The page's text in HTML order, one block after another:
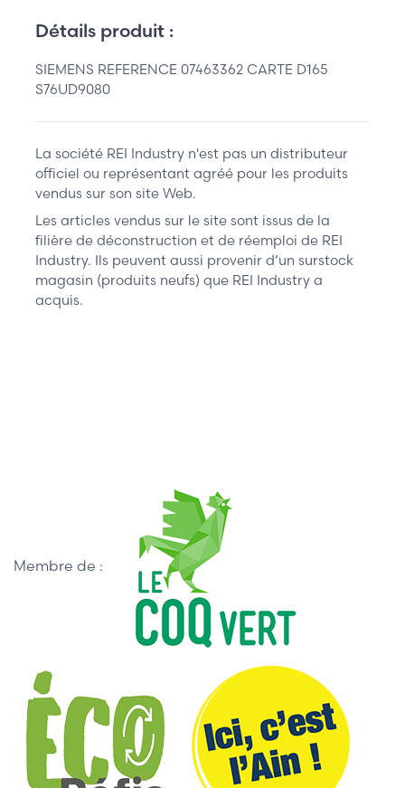
Détails produit :
SIEMENS REFERENCE 07463362 CARTE D165
S76UD9080
La société REI Industry n'est pas un distributeur
officiel ou représentant agréé pour les produits
vendus sur son site Web.
Les articles vendus sur le site sont issus de la
filière de déconstruction et de réemploi de REI
Industry. Ils peuvent aussi provenir d’un surstock
magasin (produits neufs) que REI Industry a
acquis.
Membre de :